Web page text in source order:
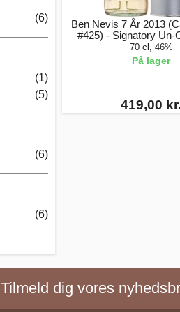
(6)
(1)
(5)
(6)
(6)
Ben Nevis 7 År 2013
#425) - Signatory Un-
70 cl, 46%
På lager
419,00
Tilmeld dig vores